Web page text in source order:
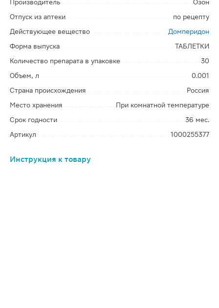
Производитель
Озон
Отпуск из аптеки
по рецепту
Действующее вещество
Домперидон
Форма выпуска
ТАБЛЕТКИ
Количество препарата в упаковке
30
Объем, л
0.001
Страна происхождения
Россия
Место хранения
При комнатной температуре
Срок годности
36 мес.
Артикул
1000255377
Инструкция к товару